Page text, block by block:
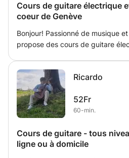
Cours de guitare électrique
coeur de Genève
Bonjour! Passionné de musique
propose des cours de guitare
techniques et styles de jeu et
apprendre des chansons de
rock, le funk, le folk, etc. Je peux
français ou allemand. Tous les
Ricardo
52Fr
60-min.
Cours de guitare - tous
ligne ou à domicile